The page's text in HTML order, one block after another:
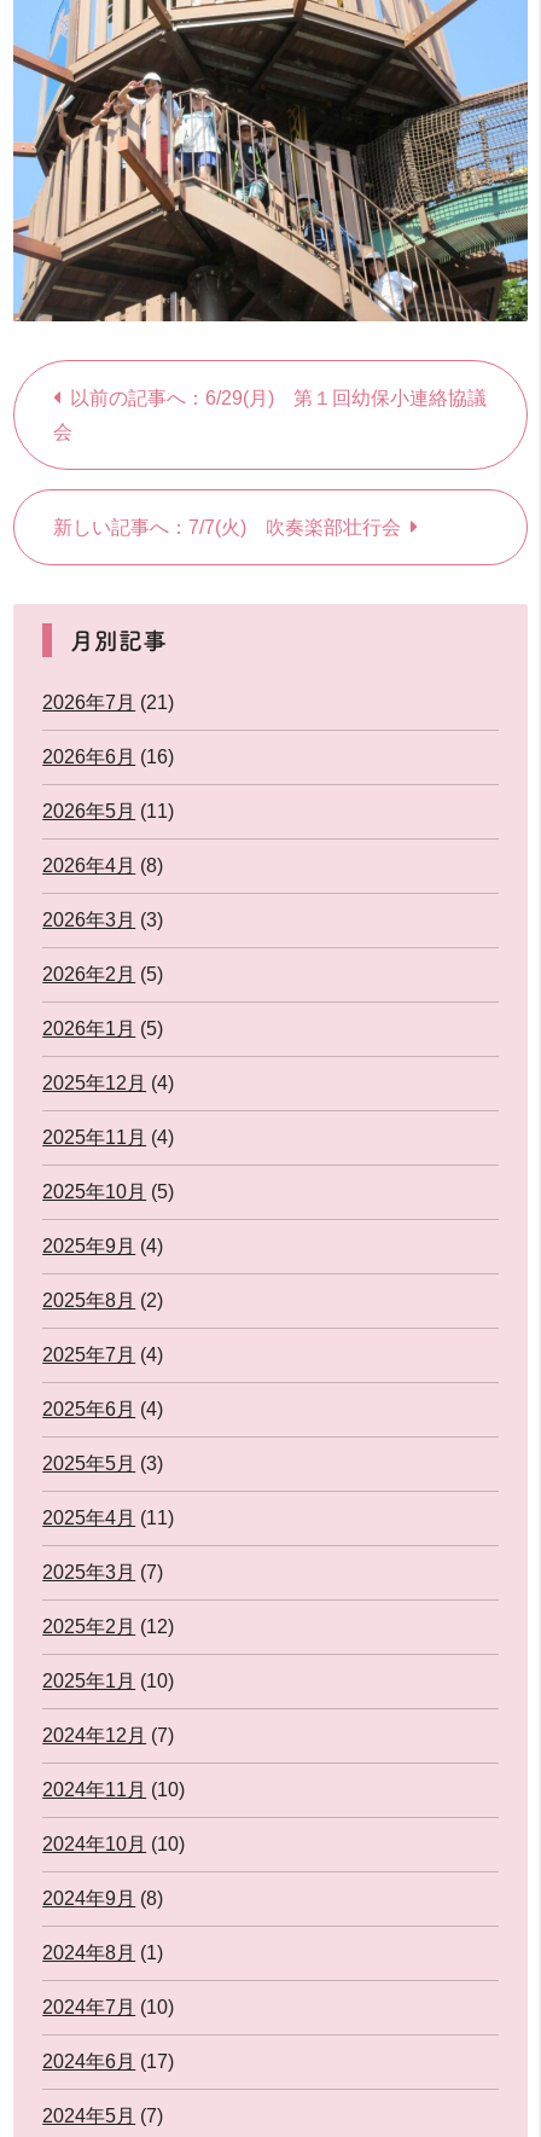
以前の記事へ：6/29(月) 第１回幼保小連絡協議
会
新しい記事へ：7/7(火) 吹奏楽部壮行会
月別記事
2026年7月 (21)
2026年6月 (16)
2026年5月 (11)
2026年4月 (8)
2026年3月 (3)
2026年2月 (5)
2026年1月 (5)
2025年12月 (4)
2025年11月 (4)
2025年10月 (5)
2025年9月 (4)
2025年8月 (2)
2025年7月 (4)
2025年6月 (4)
2025年5月 (3)
2025年4月 (11)
2025年3月 (7)
2025年2月 (12)
2025年1月 (10)
2024年12月 (7)
2024年11月 (10)
2024年10月 (10)
2024年9月 (8)
2024年8月 (1)
2024年7月 (10)
2024年6月 (17)
2024年5月 (7)